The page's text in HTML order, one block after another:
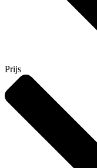
Prijs